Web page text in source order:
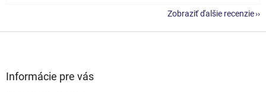
Zobraziť ďalšie recenzie
Informácie pre vás